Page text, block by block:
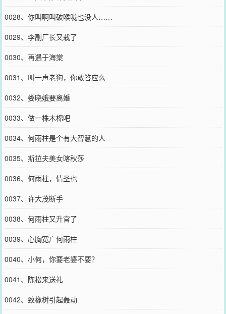
0028、你叫啊叫破喉咙也没人……
0029、李副厂长又栽了
0030、再遇于海棠
0031、叫一声老狗，你敢答应么
0032、娄晓娥要离婚
0033、做一株木棉吧
0034、何雨柱是个有大智慧的人
0035、斯拉夫美女喀秋莎
0036、何雨柱，情圣也
0037、许大茂断手
0038、何雨柱又升官了
0039、心胸宽广何雨柱
0040、小何，你要老婆不要？
0041、陈松来送礼
0042、致橡树引起轰动